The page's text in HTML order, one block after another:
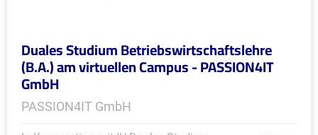
Duales Studium Betriebswirtschaftslehre
(B.A.) am virtuellen Campus - PASSION4IT
GmbH
PASSION4IT GmbH